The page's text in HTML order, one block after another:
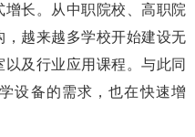
增长。从中职院校、高职院
越来越多学校开始建设无
及行业应用课程。与此同
设备的需求，也在快速增